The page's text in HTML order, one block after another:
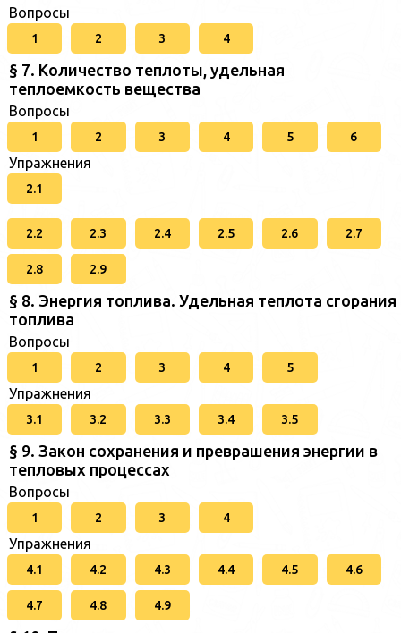
Вопросы
1 2 3 4
§ 7. Количество теплоты, удельная
теплоемкость вещества
Вопросы
1 2 3 4 5 6
Упражнения
2.1
2.2 2.3 2.4 2.5 2.6 2.7
2.8 2.9
§ 8. Энергия топлива. Удельная теплота сгорания
топлива
Вопросы
1 2 3 4 5
Упражнения
3.1 3.2 3.3 3.4 3.5
§ 9. Закон сохранения и преврашения энергии в
тепловых процессах
Вопросы
1 2 3 4
Упражнения
4.1 4.2 4.3 4.4 4.5 4.6
4.7 4.8 4.9